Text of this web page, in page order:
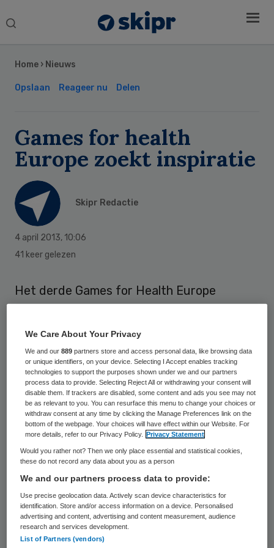
Search
Home › Nieuws
Opslaan Reageer nu Delen
Games for health
Europe zoekt inspiratie
Skipr Redactie
4 april 2013, 10:06
41 keer gelezen
Het derde Games for Health Europe
congres, dat op 4 en 5 en november
plaatsvindt in Utrecht, is gestart met de
voorbereidingen. De organisatie roept op
tot het indienen van wetenschappelijke en
inhoudelijke bijdragen.
De organisatie wil zo recente
wetenschappelijke ontwikkelingen en
experimentenverzamelen die vernieuwend
en state-of-the-art zijn. Daarbij moet het
gaan om game-based en speelse
oplossingen voor gedragsverandering en
problemen op het gebied van
gezondheidszorg.
Sidebar
We Care About Your Privacy
We and our889 partners store and access personal data, like browsing data
or unique identifiers, on your device. Selecting I Accept enables tracking
technologies to support the purposes shown under we and our partners
process data to provide. Selecting Reject All or withdrawing your consent will
disable them. If trackers are disabled, some content and ads you see may not
be as relevant to you. You can resurface this menu to change your choices or
withdraw consent at any time by clicking the Manage Preferences link on the
bottom of the webpage. Your choices will have effect within our Website. For
more details, refer to our Privacy Policy.
Privacy Statement
Would you rather not? Then we only place essential and statistical cookies,
these do not record any data about you as a person
We and our partners process data to provide:
Use precise geolocation data. Actively scan device characteristics for
identification. Store and/or access information on a device. Personalised
advertising and content, advertising and content measurement, audience
research and services development.
List of Partners (vendors)